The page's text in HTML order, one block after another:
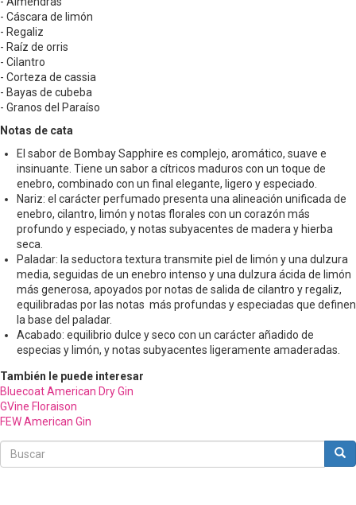
- Cáscara de limón
- Regaliz
- Raíz de orris
- Cilantro
- Corteza de cassia
- Bayas de cubeba
- Granos del Paraíso
Notas de cata
El sabor de Bombay Sapphire es complejo, aromático, suave e
insinuante. Tiene un sabor a cítricos maduros con un toque de
enebro, combinado con un final elegante, ligero y especiado.
Nariz: el carácter perfumado presenta una alineación unificada de
enebro, cilantro, limón y notas florales con un corazón más
profundo y especiado, y notas subyacentes de madera y hierba
seca.
Paladar: la seductora textura transmite piel de limón y una dulzura
media, seguidas de un enebro intenso y una dulzura ácida de limón
más generosa, apoyados por notas de salida de cilantro y regaliz,
equilibradas por las notas más profundas y especiadas que definen
la base del paladar.
Acabado: equilibrio dulce y seco con un carácter añadido de
especias y limón, y notas subyacentes ligeramente amaderadas.
También le puede interesar
Bluecoat American Dry Gin
GVine Floraison
FEW American Gin
Buscar
Buscar